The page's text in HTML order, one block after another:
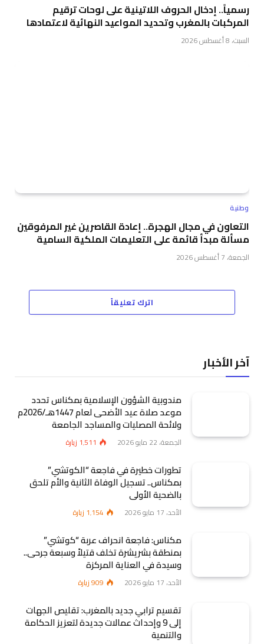
رسمياً.. إدخال الحروف اللاتينية على لوحات ترقيم
المركبات بالمغرب وتحديد المواعيد النهائية لاعتمادها
السبت، 8 أغسطس 2026
وطنية
التعاون في مجال الهجرة.. إعادة القاصرين غير المرفوقين
مسألة مبدأ قائمة على التعليمات الملكية السامية
الجمعة، 7 أغسطس 2026
اترك تعليقاً
آخر الأخبار
مندوبية الشؤون الإسلامية بمكناس تحدد
موعد صلاة عيد الأضحى لعام 1447هـ/2026م
ولائحة المصليات والمساجد الجامعة
الجمعة، 22 مايو 2026 1٬511 زيارة
تطورات خطيرة في فاجعة “الكوتشي”
بمكناس.. تسجيل الوفاة الثانية والأم تلحق
بالضحية الأولى
الأحد، 17 مايو 2026 1٬154 زيارة
مكناس: فاجعة انحراف عربة “كوتشي”
بمنطقة بشريشرة تخلف قتيلاً وسبعة جرحى..
وسيدة في العناية المركزة
الأحد، 17 مايو 2026 909زيارة
تقسيم ترابي جديد بالمغرب: تقليص الجهات
إلى 9 وإحداث عمالات جديدة لتعزيز الحكامة
والتنمية